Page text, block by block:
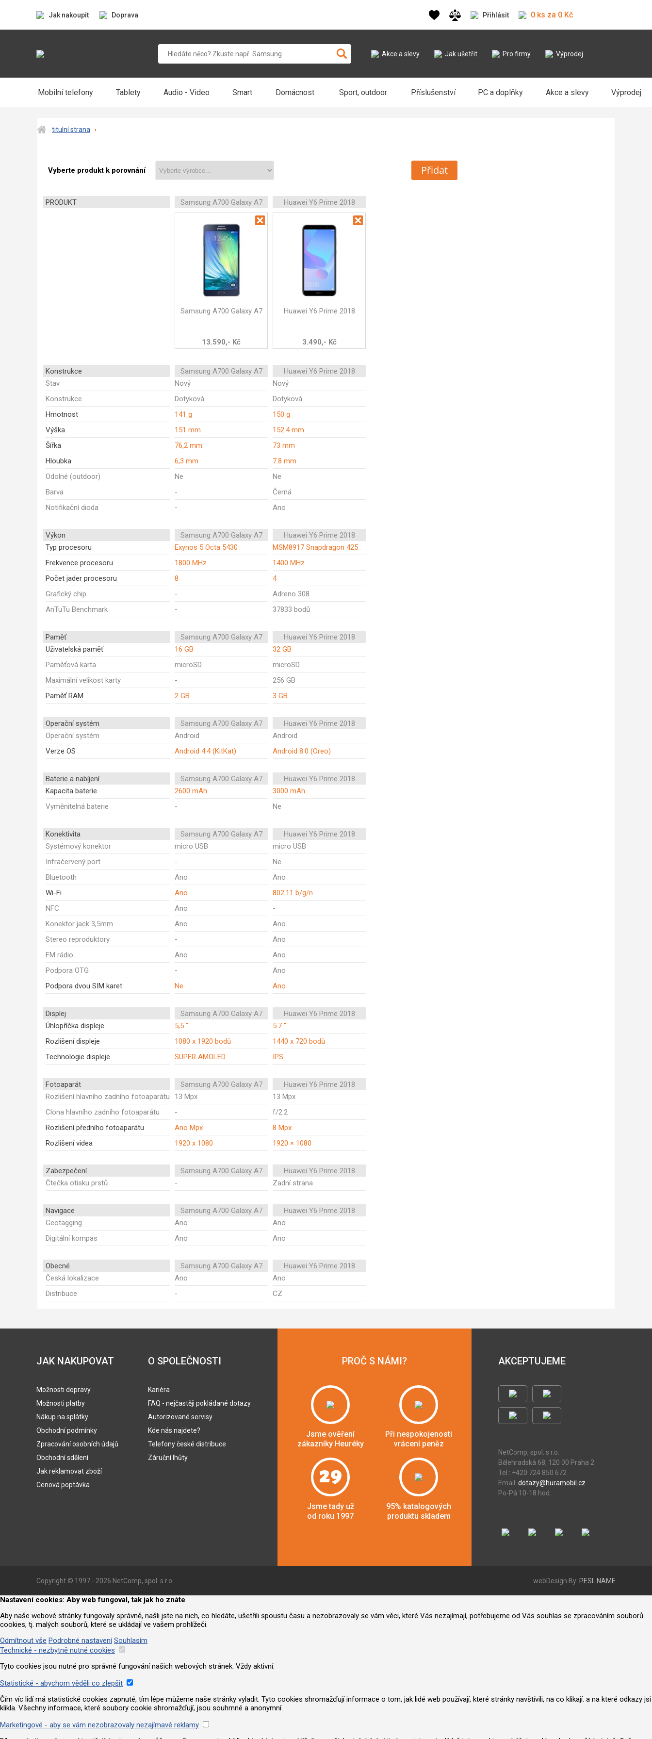
Jak nakoupit Doprava Přihlásit 0 ks za 0 Kč
Akce a slevy Jak ušetřit Pro firmy Výprodej
Mobilní telefony Tablety Audio - Video Smart Domácnost Sport, outdoor Příslušenství PC a doplňky Akce a slevy Výprodej
titulní strana
Vyberte produkt k porovnání Přidat
PRODUKT Samsung A700 Galaxy A7 Huawei Y6 Prime 2018
Samsung A700 Galaxy A7
13.590,- Kč
Huawei Y6 Prime 2018
3.490,- Kč
Konstrukce Samsung A700 Galaxy A7
Huawei Y6 Prime 2018
Stav
Nový
Nový
Konstrukce
Dotyková
Dotyková
Hmotnost
141 g
150 g
Výška
151 mm
152.4 mm
Šířka
76,2 mm
73 mm
Hloubka
6,3 mm
7.8 mm
Odolné (outdoor)
Ne
Ne
Barva
-
Černá
Notifikační dioda
- Ano
Výkon Samsung A700 Galaxy A7
Huawei Y6 Prime 2018
Typ procesoru
Exynos 5 Octa 5430
MSM8917 Snapdragon 425
Frekvence procesoru
1800 MHz
1400 MHz
Počet jader procesoru
8
4
Grafický chip
-
Adreno 308
AnTuTu Benchmark
- 37833 bodů
Paměť Samsung A700 Galaxy A7
Huawei Y6 Prime 2018
Uživatelská paměť
16 GB
32 GB
Paměťová karta
microSD
microSD
Maximální velikost karty
-
256 GB
Paměť RAM
2 GB 3 GB
Operační systém Samsung A700 Galaxy A7
Huawei Y6 Prime 2018
Operační systém
Android
Android
Verze OS
Android 4.4 (KitKat) Android 8.0 (Oreo)
Baterie a nabíjení Samsung A700 Galaxy A7
Huawei Y6 Prime 2018
Kapacita baterie
2600 mAh
3000 mAh
Vyměnitelná baterie
- Ne
Konektivita Samsung A700 Galaxy A7
Huawei Y6 Prime 2018
Systémový konektor
micro USB
micro USB
Infračervený port
-
Ne
Bluetooth
Ano
Ano
Wi-Fi
Ano
802.11 b/g/n
NFC
Ano
-
Konektor jack 3,5mm
Ano
Ano
Stereo reproduktory
-
Ano
FM rádio
Ano
Ano
Podpora OTG
-
Ano
Podpora dvou SIM karet
Ne Ano
Displej Samsung A700 Galaxy A7
Huawei Y6 Prime 2018
Úhlopříčka displeje
5,5 "
5.7 "
Rozlišení displeje
1080 x 1920 bodů
1440 x 720 bodů
Technologie displeje
SUPER AMOLED IPS
Fotoaparát Samsung A700 Galaxy A7
Huawei Y6 Prime 2018
Rozlišení hlavního zadního fotoaparátu
13 Mpx
13 Mpx
Clona hlavního zadního fotoaparátu
-
f/2.2
Rozlišení předního fotoaparátu
Ano Mpx
8 Mpx
Rozlišení videa
1920 x 1080 1920 × 1080
Zabezpečení Samsung A700 Galaxy A7
Huawei Y6 Prime 2018
Čtečka otisku prstů
- Zadní strana
Navigace Samsung A700 Galaxy A7
Huawei Y6 Prime 2018
Geotagging
Ano
Ano
Digitální kompas
Ano Ano
Obecné Samsung A700 Galaxy A7
Huawei Y6 Prime 2018
Česká lokalizace
Ano
Ano
Distribuce
- CZ
JAK NAKUPOVAT
Možnosti dopravy
Možnosti platby
Nákup na splátky
Obchodní podmínky
Zpracování osobních údajů
Obchodní sdělení
Jak reklamovat zboží
Cenová poptávka
O SPOLEČNOSTI
Kariéra
FAQ - nejčastěji pokládané dotazy
Autorizované servisy
Kde nás najdete?
Telefony české distribuce
Záruční lhůty
PROČ S NÁMI?
Jsme ověření
zákazníky Heuréky
Při nespokojenosti
vrácení peněz
29
Jsme tady už
od roku 1997
95% katalogových
produktu skladem
AKCEPTUJEME
NetComp, spol. s r.o.
Bělehradská 68, 120 00 Praha 2
Tel.: +420 724 850 672
Email: dotazy@huramobil.cz
Po-Pá 10-18 hod.
Copyright © 1997 - 2026 NetComp, spol. s r.o. webDesign By: PESL.NAME
Nastavení cookies: Aby web fungoval, tak jak ho znáte
Aby naše webové stránky fungovaly správně, našli jste na nich, co hledáte, ušetřili spoustu času a nezobrazovaly se vám věci, které Vás nezajímají, potřebujeme od Vás souhlas se zpracováním souborů
cookies, tj. malých souborů, které se ukládají ve vašem prohlížeči.
Odmítnout vše Podrobné nastavení Souhlasím
Technické - nezbytně nutné cookies
Tyto cookies jsou nutné pro správné fungování našich webových stránek. Vždy aktivní.
Statistické - abychom věděli co zlepšit
Čím víc lidí má statistické cookies zapnuté, tím lépe můžeme naše stránky vyladit. Tyto cookies shromažďují informace o tom, jak lidé web používají, které stránky navštívili, na co klikají. a na které odkazy jsi
klikla. Všechny informace, které soubory cookie shromažďují, jsou souhrnné a anonymní.
Marketingové - aby se vám nezobrazovaly nezajímavé reklamy